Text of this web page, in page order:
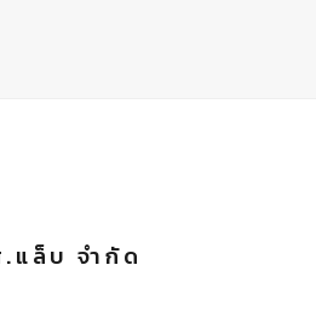
แล็บ จำกัด